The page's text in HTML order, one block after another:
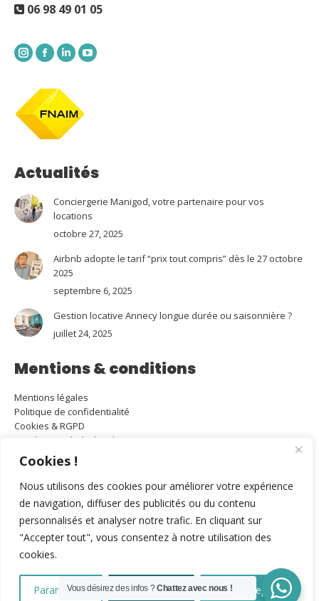
Cookies !
Nous utilisons des cookies pour améliorer votre expérience
de navigation, diffuser des publicités ou du contenu
personnalisés et analyser notre trafic. En cliquant sur
"Accepter tout", vous consentez à notre utilisation des
cookies.
Paramétres Tout refuser Tout accepter
06 98 49 01 05
InstagramFacebook
LinkedInYouTube
Actualités
Conciergerie Manigod, votre partenaire pour vos
locations
octobre 27, 2025
Airbnb adopte le tarif “prix tout compris” dès le 27 octobre
2025
septembre 6, 2025
Gestion locative Annecy longue durée ou saisonnière ?
juillet 24, 2025
Mentions & conditions
Mentions légales
Politique de confidentialité
Cookies & RGPD
Conditions générales de vente
Attestation RC Pro et Garantie financière Gestion / Transaction
Carte Immobilière Gestion / Transaction
Barême d'honoraires
Réalisé par Ma Petite Com'
Vous désirez des infos ?Chattez avec nous !